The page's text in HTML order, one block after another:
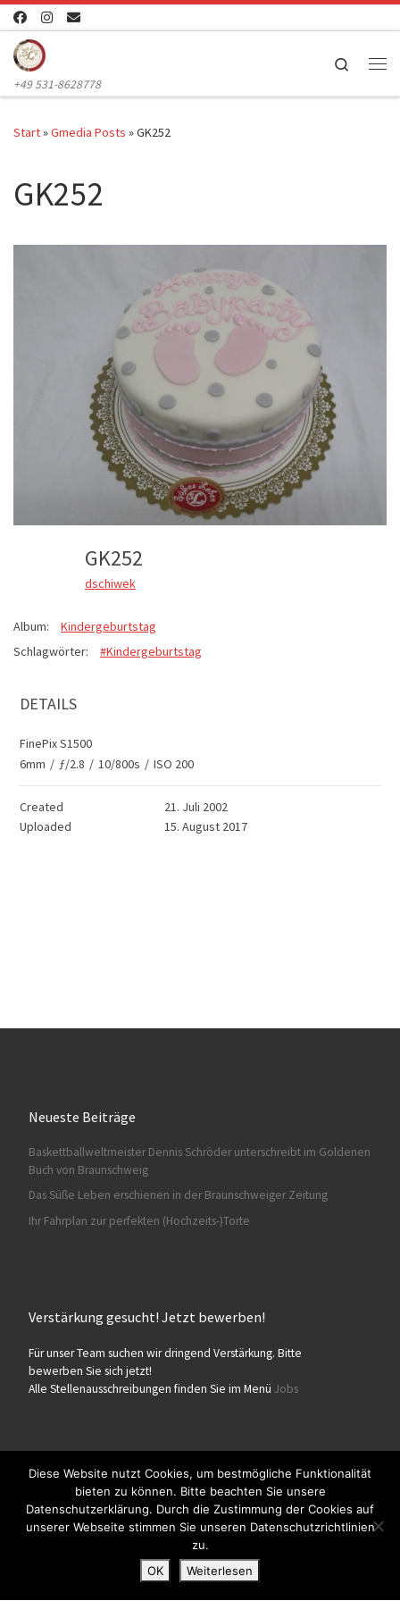
Zum Inhalt springen
+49 531-8628778
Search
Start»Gmedia Posts »GK252
GK252
GK252
dschiwek
Album:
Kindergeburtstag
Schlagwörter:
#Kindergeburtstag
DETAILS
FinePix S1500
6mm / ƒ/2.8 / 10/800s / ISO 200
Created
21. Juli 2002
Uploaded
15. August 2017
Neueste Beiträge
Baskettballweltmeister Dennis Schröder unterschreibt im Goldenen
Buch von Braunschweig
Das Süße Leben erschienen in der Braunschweiger Zeitung
Ihr Fahrplan zur perfekten (Hochzeits-)Torte
Verstärkung gesucht! Jetzt bewerben!
Für unser Team suchen wir dringend Verstärkung. Bitte
bewerben Sie sich jetzt!
Alle Stellenausschreibungen finden Sie im Menü Jobs
© 2026Konditorei Süßes Leben– Alle Rechte vorbehalten
Präsentiert von WP – Entworfen mit demCustomizr-Theme
Diese Website nutzt Cookies, um bestmögliche Funktionalität
bieten zu können. Bitte beachten Sie unsere
Datenschutzerklärung. Durch die Zustimmung der Cookies auf
unserer Webseite stimmen Sie unseren Datenschutzrichtlinien
zu.
OK
Weiterlesen